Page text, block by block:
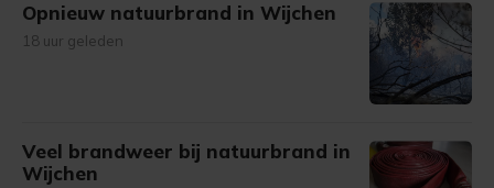
Opnieuw natuurbrand in Wijchen
18 uur geleden
Veel brandweer bij natuurbrand in
Wijchen